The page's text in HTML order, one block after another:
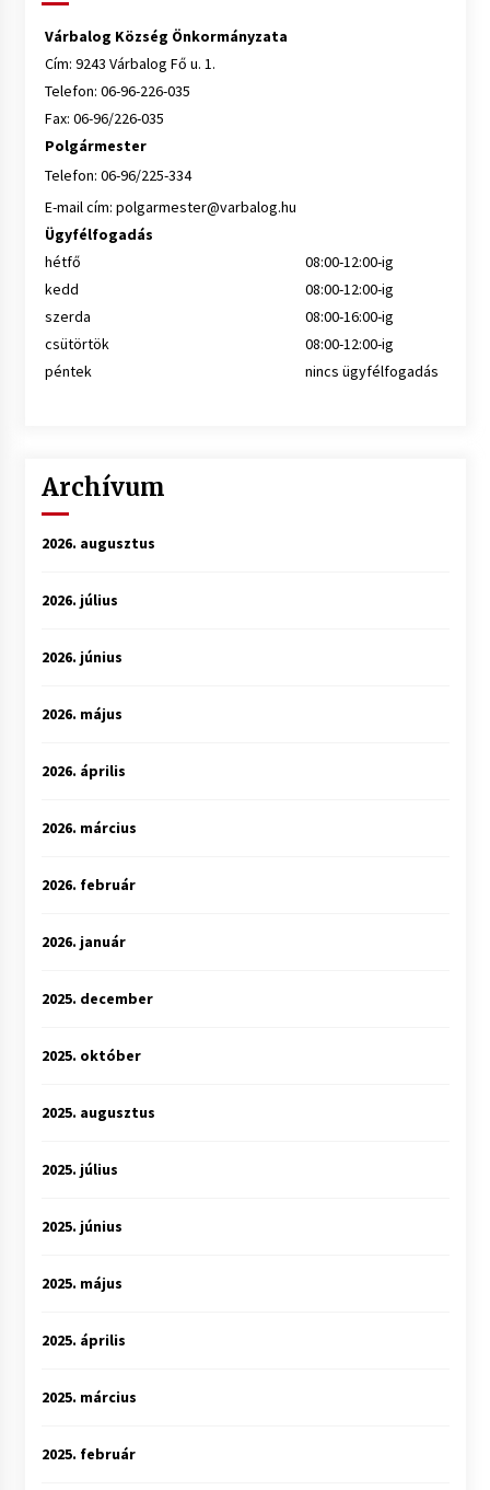
Várbalog Község Önkormányzata
Cím: 9243 Várbalog Fő u. 1.
Telefon: 06-96-226-035
Fax: 06-96/226-035
Polgármester
Telefon: 06-96/225-334
E-mail cím: polgarmester@varbalog.hu
Ügyfélfogadás
hétfő
08:00-12:00-ig
kedd
08:00-12:00-ig
szerda
08:00-16:00-ig
csütörtök
08:00-12:00-ig
péntek
nincs ügyfélfogadás
Archívum
2026. augusztus
2026. július
2026. június
2026. május
2026. április
2026. március
2026. február
2026. január
2025. december
2025. október
2025. augusztus
2025. július
2025. június
2025. május
2025. április
2025. március
2025. február